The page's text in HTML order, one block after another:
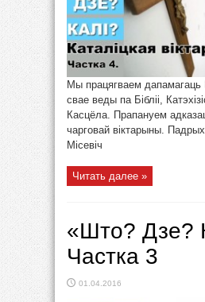
Мы працягваем
свае веды па Бібліі,
Касцёла. Прапануем
чарговай віктарыны.
Місевіч
Читать далее »
«Што? Дзе?
Частка 3
01.04.2016